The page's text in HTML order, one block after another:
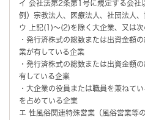
イ 会社法第2条第1号に規定する会社
例）宗教法人、医療法人、社団法人
ウ 上記(1)～(2)を除く大企業、又は
・発行済株式の総数または出資金額
業が有している企業
・発行済株式の総数または出資金額
有している企業
・大企業の役員または職員を兼ねて
を占めている企業
エ 性風俗関連特殊営業（風俗営業等